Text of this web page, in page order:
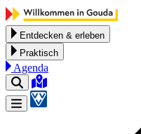
Zum Inhalt springen
Entdecken & erleben
Praktisch
Agenda